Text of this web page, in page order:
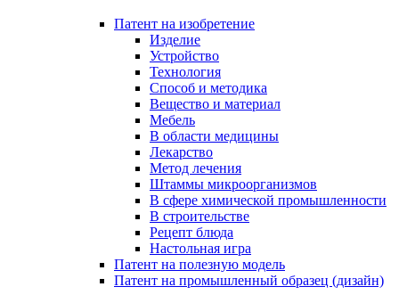
Патент на изобретение
Изделие
Устройство
Технология
Способ и методика
Вещество и материал
Мебель
В области медицины
Лекарство
Метод лечения
Штаммы микроорганизмов
В сфере химической промышленности
В строительстве
Рецепт блюда
Настольная игра
Патент на полезную модель
Патент на промышленный образец (дизайн)